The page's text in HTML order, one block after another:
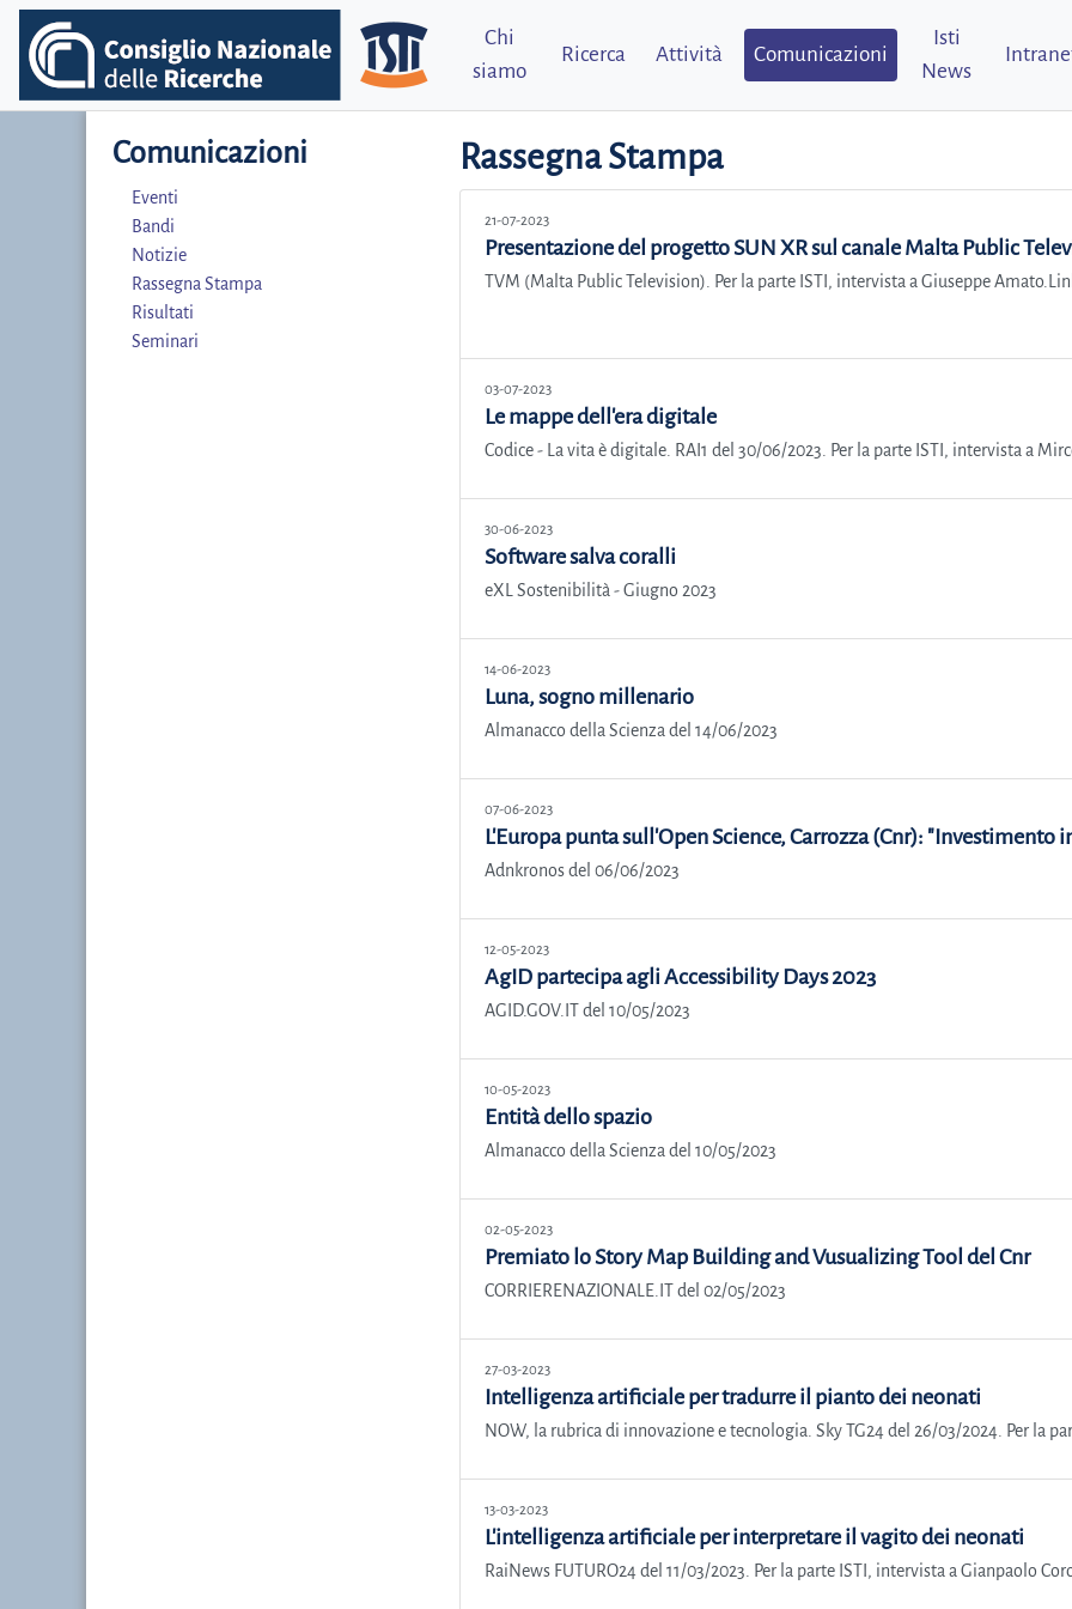
Chi
siamo
Ricerca Attività Comunicazioni
Isti
News
Comunicazioni
Eventi
Bandi
Notizie
Rassegna Stampa
Risultati
Seminari
Rassegna Stampa
21-07-2023
Presentazione del progetto SUN XR sul canale Malta Public
TVM (Malta Public Television). Per la parte ISTI, intervista a Giuseppe
03-07-2023
Le mappe dell'era digitale
Codice - La vita è digitale. RAI1 del 30/06/2023. Per la parte ISTI, intervista a
30-06-2023
Software salva coralli
eXL Sostenibilità - Giugno 2023
14-06-2023
Luna, sogno millenario
Almanacco della Scienza del 14/06/2023
07-06-2023
L'Europa punta sull'Open Science, Carrozza (Cnr): "Investimento
Adnkronos del 06/06/2023
12-05-2023
AgID partecipa agli Accessibility Days 2023
AGID.GOV.IT del 10/05/2023
10-05-2023
Entità dello spazio
Almanacco della Scienza del 10/05/2023
02-05-2023
Premiato lo Story Map Building and Vusualizing Tool del Cnr
CORRIERENAZIONALE.IT del 02/05/2023
27-03-2023
Intelligenza artificiale per tradurre il pianto dei neonati
NOW, la rubrica di innovazione e tecnologia. Sky TG24 del 26/03/2024. Per la
13-03-2023
L'intelligenza artificiale per interpretare il vagito dei neonati
RaiNews FUTURO24 del 11/03/2023. Per la parte ISTI, intervista a Gianpaolo